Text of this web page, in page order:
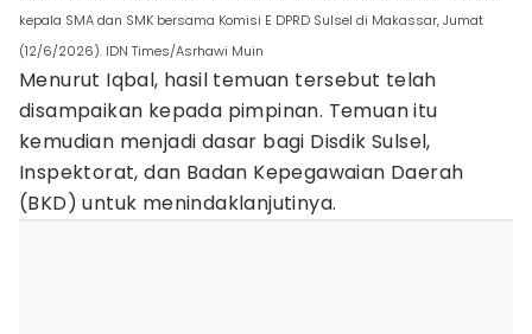
kepala SMA dan SMK bersama Komisi E DPRD Sulsel di Makassar, Jumat
(12/6/2026). IDN Times/Asrhawi Muin
Menurut Iqbal, hasil temuan tersebut telah
disampaikan kepada pimpinan. Temuan itu
kemudian menjadi dasar bagi Disdik Sulsel,
Inspektorat, dan Badan Kepegawaian Daerah
(BKD) untuk menindaklanjutinya.